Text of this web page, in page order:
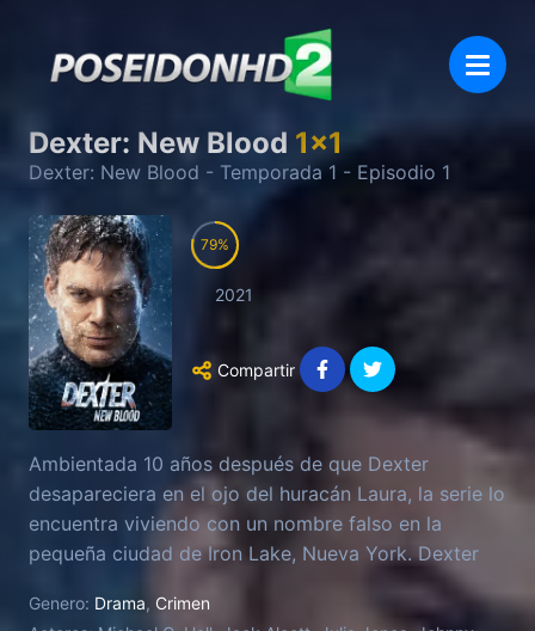
Dexter: New Blood 1x1
Dexter: New Blood - Temporada 1 - Episodio 1
79
2021
Compartir
Ambientada 10 años después de que Dexter
desapareciera en el ojo del huracán Laura, la serie lo
encuentra viviendo con un nombre falso en la
pequeña ciudad de Iron Lake, Nueva York. Dexter
puede estar abrazando su nueva vida, pero a raíz de
eventos inesperados en esta comunidad unida, su
Genero: Drama, Crimen